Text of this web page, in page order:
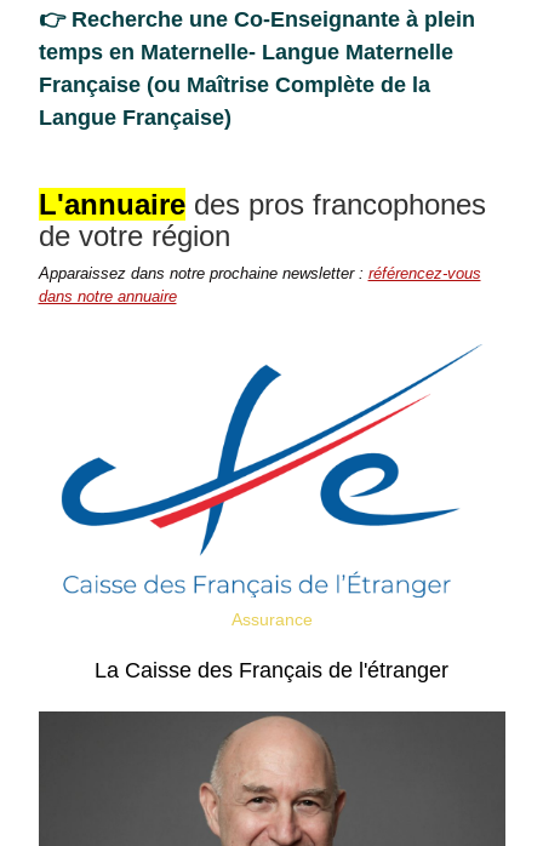
👉 Recherche une Co-Enseignante à plein
temps en Maternelle- Langue Maternelle
Française (ou Maîtrise Complète de la
Langue Française)
L'annuairedes pros francophones
de votre région
Apparaissez dans notre prochaine newsletter : référencez-vous
dans notre annuaire
Assurance
La Caisse des Français de l'étranger